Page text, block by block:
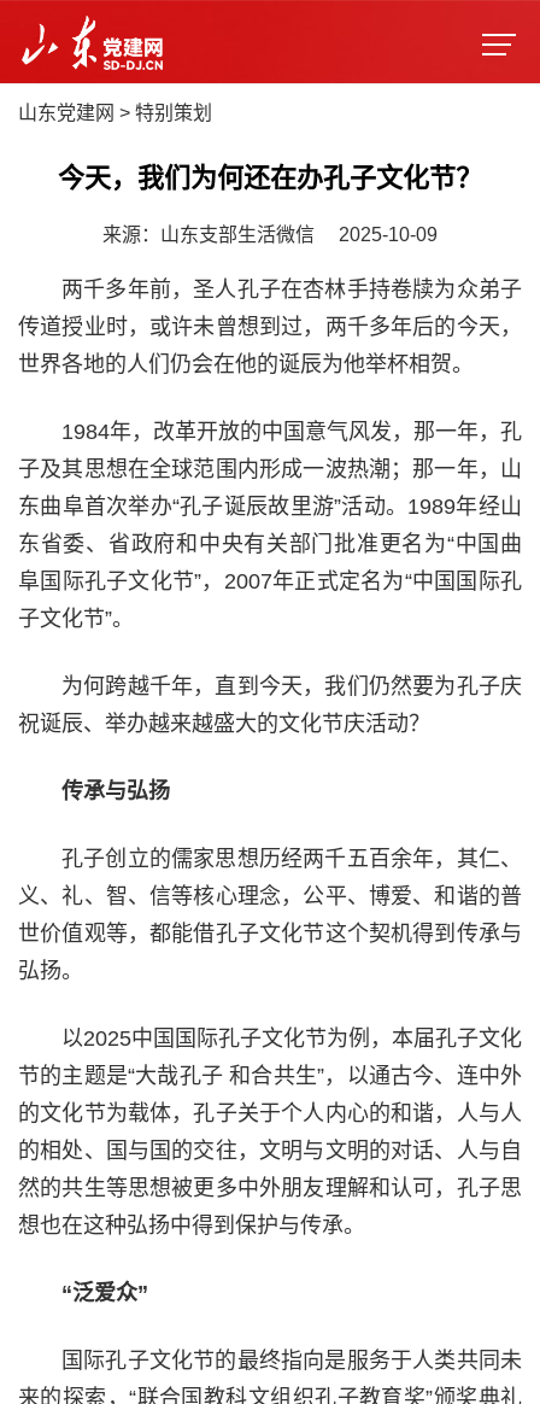
山东党建网 > 特别策划
今天，我们为何还在办孔子文化节？
来源：山东支部生活微信 2025-10-09
两千多年前，圣人孔子在杏林手持卷牍为众弟子
传道授业时，或许未曾想到过，两千多年后的今天，
世界各地的人们仍会在他的诞辰为他举杯相贺。
1984年，改革开放的中国意气风发，那一年，孔
子及其思想在全球范围内形成一波热潮；那一年，山
东曲阜首次举办“孔子诞辰故里游”活动。1989年经山
东省委、省政府和中央有关部门批准更名为“中国曲
阜国际孔子文化节”，2007年正式定名为“中国国际孔
子文化节”。
为何跨越千年，直到今天，我们仍然要为孔子庆
祝诞辰、举办越来越盛大的文化节庆活动？
传承与弘扬
孔子创立的儒家思想历经两千五百余年，其仁、
义、礼、智、信等核心理念，公平、博爱、和谐的普
世价值观等，都能借孔子文化节这个契机得到传承与
弘扬。
以2025中国国际孔子文化节为例，本届孔子文化
节的主题是“大哉孔子 和合共生”，以通古今、连中外
的文化节为载体，孔子关于个人内心的和谐，人与人
的相处、国与国的交往，文明与文明的对话、人与自
然的共生等思想被更多中外朋友理解和认可，孔子思
想也在这种弘扬中得到保护与传承。
“泛爱众”
国际孔子文化节的最终指向是服务于人类共同未
来的探索，“联合国教科文组织孔子教育奖”颁奖典礼